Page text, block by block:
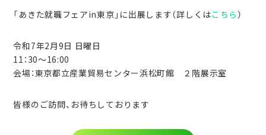
「あきた就職フェアin東京」に出展します（詳しくはこちら ）
令和7年2月9日 日曜日
11：30～16:00
会場：東京都立産業貿易センター浜松町館 ２階展示室
皆様のご訪問、お待ちしております